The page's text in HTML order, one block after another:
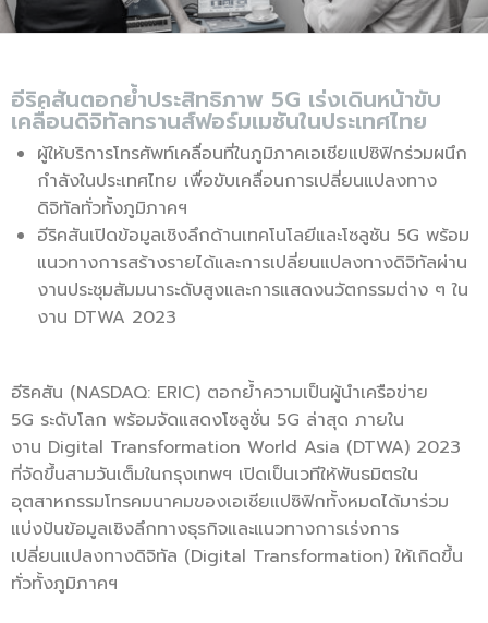
อีริคสันตอกย้ำประสิทธิภาพ 5G เร่งเดินหน้าขับ
เคลื่อนดิจิทัลทรานส์ฟอร์มเมชันในประเทศไทย
ผู้ให้บริการโทรศัพท์เคลื่อนที่ในภูมิภาคเอเชียแปซิฟิกร่วมผนึก
กำลังในประเทศไทย เพื่อขับเคลื่อนการเปลี่ยนแปลงทาง
ดิจิทัลทั่วทั้งภูมิภาคฯ
อีริคสันเปิดข้อมูลเชิงลึกด้านเทคโนโลยีและโซลูชัน 5G พร้อม
แนวทางการสร้างรายได้และการเปลี่ยนแปลงทางดิจิทัลผ่าน
งานประชุมสัมมนาระดับสูงและการแสดงนวัตกรรมต่าง ๆ ใน
งาน DTWA 2023
อีริคสัน (NASDAQ: ERIC) ตอกย้ำความเป็นผู้นำเครือข่าย
5G ระดับโลก พร้อมจัดแสดงโซลูชั่น 5G ล่าสุด ภายใน
งาน Digital Transformation World Asia (DTWA) 2023
ที่จัดขึ้นสามวันเต็มในกรุงเทพฯ เปิดเป็นเวทีให้พันธมิตรใน
อุตสาหกรรมโทรคมนาคมของเอเชียแปซิฟิกทั้งหมดได้มาร่วม
แบ่งปันข้อมูลเชิงลึกทางธุรกิจและแนวทางการเร่งการ
เปลี่ยนแปลงทางดิจิทัล (Digital Transformation) ให้เกิดขึ้น
ทั่วทั้งภูมิภาคฯ